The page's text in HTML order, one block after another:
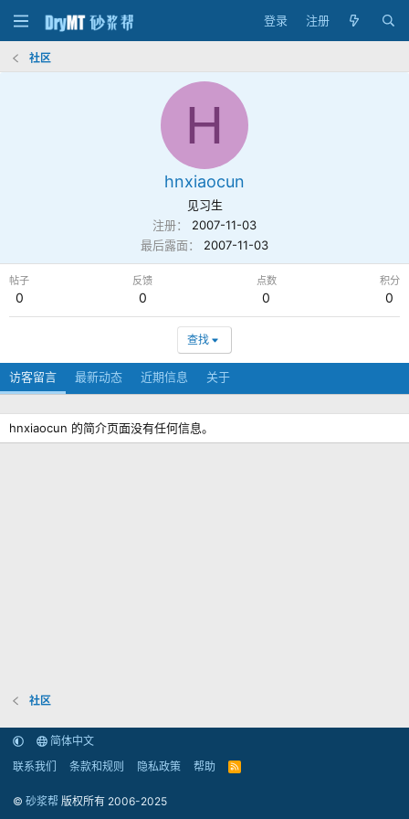
登录 注册
社区
H
hnxiaocun
见习生
注册
2007-11-03
最后露面
2007-11-03
帖子
0
反馈
0
点数
0
积分
0
查找
访客留言 最新动态 近期信息 关于
hnxiaocun 的简介页面没有任何信息。
社区
简体中文
联系我们
条款和规则 隐私政策 帮助
R
© 砂浆帮 版权所有 2006-2025